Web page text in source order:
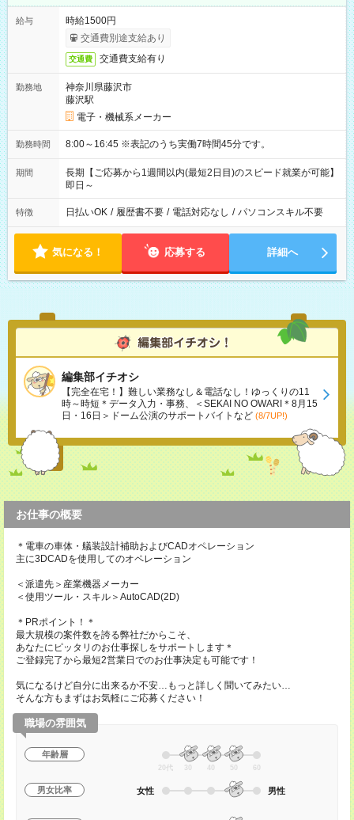
給与
時給1500円
交通費別途支給あり
交通費 交通費支給有り
勤務地
神奈川県藤沢市
藤沢駅
電子・機械系メーカー
勤務時間 8:00～16:45 ※表記のうち実働7時間45分です。
期間
長期【ご応募から1週間以内(最短2日目)のスピード就業が可能】
即日～
特徴 日払いOK / 履歴書不要 / 電話対応なし / パソコンスキル不要
気になる！ 応募する 詳細へ
編集部イチオシ
【完全在宅！】難しい業務なし＆電話なし！ゆっくりの11
時～時短＊データ入力・事務、＜SEKAI NO OWARI＊8月15
日・16日＞ドーム公演のサポートバイトなど (8/7UP!)
お仕事の概要
＊電車の車体・艤装設計補助およびCADオペレーション
主に3DCADを使用してのオペレーション
＜派遣先＞産業機器メーカー
＜使用ツール・スキル＞AutoCAD(2D)
＊PRポイント！＊
最大規模の案件数を誇る弊社だからこそ、
あなたにピッタリのお仕事探しをサポートします＊
ご登録完了から最短2営業日でのお仕事決定も可能です！
気になるけど自分に出来るか不安…もっと詳しく聞いてみたい…
そんな方もまずはお気軽にご応募ください！
職場の雰囲気
年齢層
20代 30 40 50 60
男女比率 女性 男性